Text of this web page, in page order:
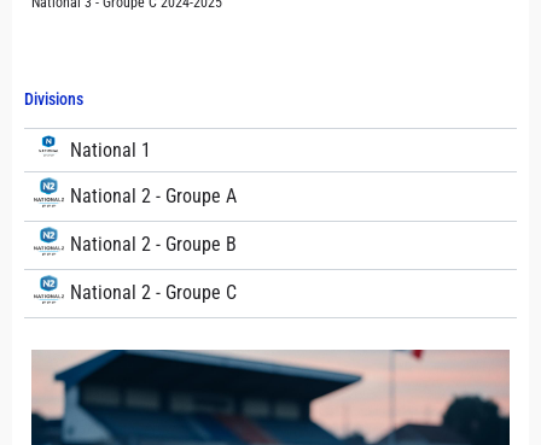
Divisions
National 1
National 2 - Groupe A
National 2 - Groupe B
National 2 - Groupe C